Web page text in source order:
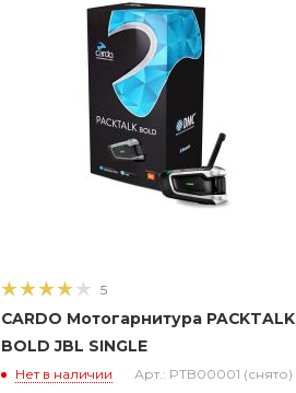
5
CARDO Мотогарнитура PACKTALK
BOLD JBL SINGLE
Нет в наличии Арт.: PTB00001 (снято)